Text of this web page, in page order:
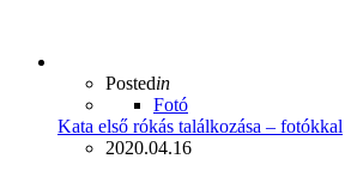
Postedin
Fotó
Kata első rókás találkozása – fotókkal
2020.04.16